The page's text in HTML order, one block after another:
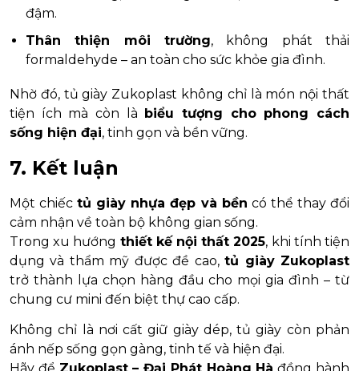
đậm.
Thân thiện môi trường, không phát thải
formaldehyde – an toàn cho sức khỏe gia đình.
Nhờ đó, tủ giày Zukoplast không chỉ là món nội thất
tiện ích mà còn là
biểu tượng cho phong cách
sống hiện đại, tinh gọn và bền vững.
7. Kết luận
Một chiếctủ giày nhựa đẹp và bền có thể thay đổi
cảm nhận về toàn bộ không gian sống.
Trong xu hướng thiết kế nội thất 2025, khi tính tiện
dụng và thẩm mỹ được đề cao,tủ giày Zukoplast
trở thành lựa chọn hàng đầu cho mọi gia đình – từ
chung cư mini đến biệt thự cao cấp.
Không chỉ là nơi cất giữ giày dép, tủ giày còn phản
ánh nếp sống gọn gàng, tinh tế và hiện đại.